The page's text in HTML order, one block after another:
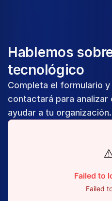
Hablemos
tecnológico
Completa el formulario
contactará para
ayudar a tu organización.